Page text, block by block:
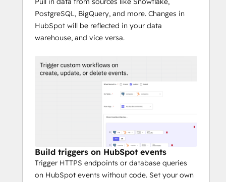
PostgreSQL, BigQuery, and more. Changes in
HubSpot will be reflected in your data
warehouse, and vice versa.
Build triggers on HubSpot events
Trigger HTTPS endpoints or database queries
on HubSpot events without code. Set your own